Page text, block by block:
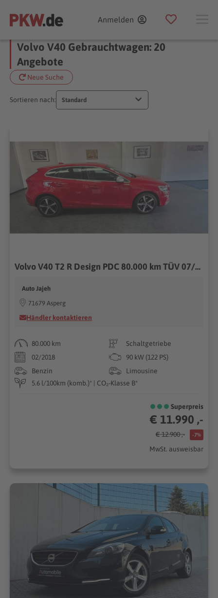
Anmelden
Volvo V40 Gebrauchtwagen: 20
Angebote
Neue Suche
Sortieren nach: Standard
Volvo V40 T2 R Design PDC 80.000 km TÜV 07/2028
Auto Jajeh
71679 Asperg
Händler kontaktieren
80.000 km
Schaltgetriebe
02/2018
90 kW (122 PS)
Benzin
Limousine
5.6 l/100km (komb.)* | CO₂-Klasse B*
Superpreis
€ 11.990 ,-
€ 12.900 ,- -7%
MwSt. ausweisbar